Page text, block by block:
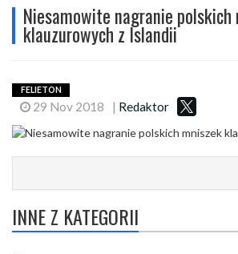
Niesamowite nagranie polskich
klauzurowych z Islandii
FELIETON
29 Nov 2018 | Redaktor
INNE Z KATEGORII